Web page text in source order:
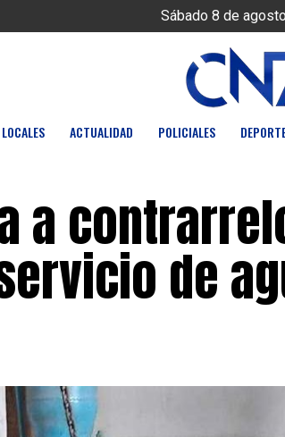
Sábado 8 de
LOCALES ACTUALIDAD POLICIALES
a
de